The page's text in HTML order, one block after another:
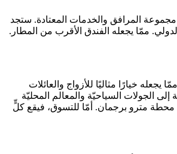
100 استوديو كلاسيكي الطراز، و12 جناحًا بغرفتي نوم. بالإضافة إلى مجموعة المرافق والخدمات المعتادة. ستجد
الفندقيّة على بُعد 9 كيلومترات فقط من مدرّج مطار دبي الدولي. ممّا يجعله الفندق الأقرب من المطار.
و28 جناحًا فاخرًا بغرفة نوم واحدة. مع 14 شقة بغرفتي نوم متصلتين. ممّا يجعله خيارًا مثاليًا للأزواج والعائلات
الجولات السياحيّة والمعالم المحليّة
حوالي 15 دقيقة من مطار دبي الدولي. وتفصله 11 دقيقة سيرًا على الأقدام من محطة مترو برجمان. أمّا للتسوق، فيقع كلٍّ